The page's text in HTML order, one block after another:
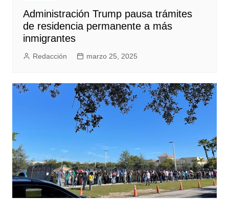
Administración Trump pausa trámites
de residencia permanente a más
inmigrantes
Redacción marzo 25, 2025